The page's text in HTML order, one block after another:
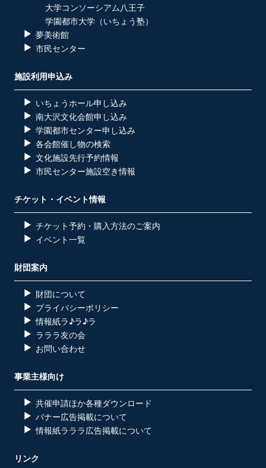
大学コンソーシアム八王子
学園都市大学（いちょう塾）
夢美術館
市民センター
施設利用申込み
いちょうホール申し込み
南大沢文化会館申し込み
学園都市センター申し込み
各会館催し物の検索
文化施設先行予約情報
市民センター施設空き情報
チケット・イベント情報
チケット予約・購入方法のご案内
イベント一覧
財団案内
財団について
プライバシーポリシー
情報紙ラ♪ラ♪ラ
ラララ友の会
お問い合わせ
事業主様向け
共催申請ほか各種ダウンロード
バナー広告掲載について
情報紙ラララ広告掲載について
リンク